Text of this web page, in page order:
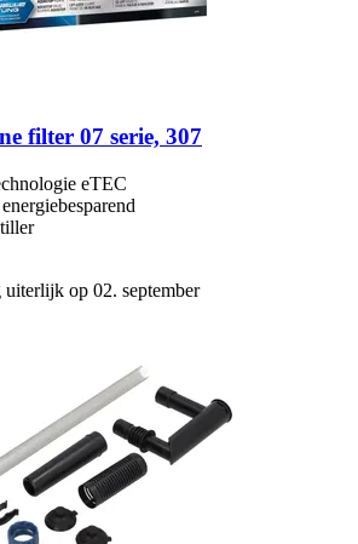
filter 07 serie, 307
eTEC
op 02. september